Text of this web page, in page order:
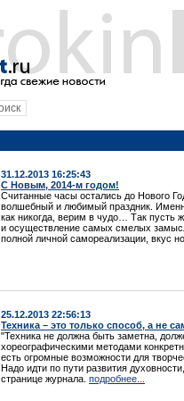
31.12.2013 16:25:43
С Новым, 2014-м годом!
Считанные часы остались до Нового
волшебный и любимый праздник.
как никогда, верим в чудо… Так пусть
и осуществление самых смелых
полной личной самореализации, вкус
25.12.2013 22:56:13
Техника – это только способ, а не
"Техника не должна быть заметна,
хореографическими методами
есть огромные возможности для
Надо идти по пути развития
странице журнала. подробнее...